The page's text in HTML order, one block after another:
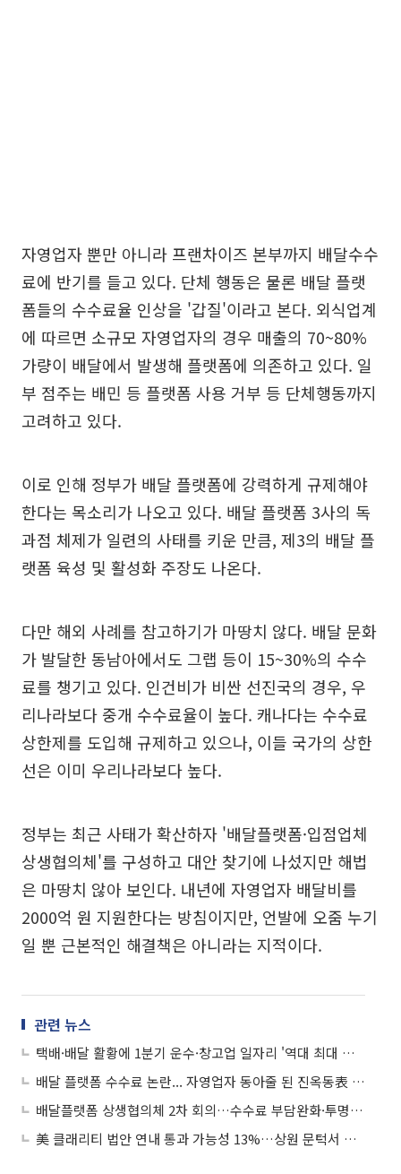
자영업자 뿐만 아니라 프랜차이즈 본부까지 배달수수
료에 반기를 들고 있다. 단체 행동은 물론 배달 플랫
폼들의 수수료율 인상을 '갑질'이라고 본다. 외식업계
에 따르면 소규모 자영업자의 경우 매출의 70~80%
가량이 배달에서 발생해 플랫폼에 의존하고 있다. 일
부 점주는 배민 등 플랫폼 사용 거부 등 단체행동까지
고려하고 있다.
이로 인해 정부가 배달 플랫폼에 강력하게 규제해야
한다는 목소리가 나오고 있다. 배달 플랫폼 3사의 독
과점 체제가 일련의 사태를 키운 만큼, 제3의 배달 플
랫폼 육성 및 활성화 주장도 나온다.
다만 해외 사례를 참고하기가 마땅치 않다. 배달 문화
가 발달한 동남아에서도 그랩 등이 15~30%의 수수
료를 챙기고 있다. 인건비가 비싼 선진국의 경우, 우
리나라보다 중개 수수료율이 높다. 캐나다는 수수료
상한제를 도입해 규제하고 있으나, 이들 국가의 상한
선은 이미 우리나라보다 높다.
정부는 최근 사태가 확산하자 '배달플랫폼·입점업체
상생협의체'를 구성하고 대안 찾기에 나섰지만 해법
은 마땅치 않아 보인다. 내년에 자영업자 배달비를
2000억 원 지원한다는 방침이지만, 언발에 오줌 누기
일 뿐 근본적인 해결책은 아니라는 지적이다.
관련 뉴스
택배·배달 활황에 1분기 운수·창고업 일자리 '역대 최대 폭' 증가
배달 플랫폼 수수료 논란... 자영업자 동아줄 된 진옥동表 상생앱 '땡겨요'
배달플랫폼 상생협의체 2차 회의…수수료 부담완화·투명성 제고 등 제안
美 클래리티 법안 연내 통과 가능성 13%…상원 문턱서 제동